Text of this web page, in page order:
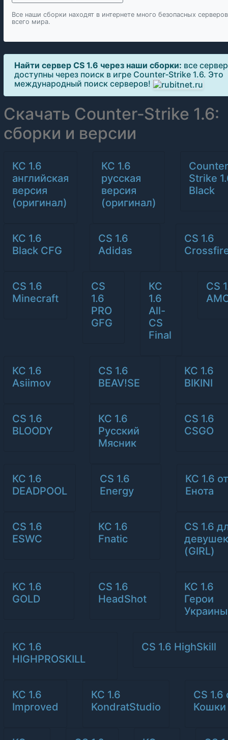
Все наши сборки находят в интернете много безопасных
всего мира.
Найти сервер CS 1.6 через наши сборки: все
доступны через поиск в игре Counter‑Strike 1.6. Это
международный поиск серверов!
Скачать Counter‑Strike 1.6:
сборки и версии
КС 1.6
английская
версия
(оригинал)
КС 1.6
русская
версия
(оригинал)
Strike
Black
КС 1.6
Black CFG
CS 1.6
Adidas
CS 1.6
CS 1.6
Minecraft
CS
1.6
PRO
GFG
КС
1.6
All-
CS
Final
CS
КС 1.6
Asiimov
CS 1.6
BEAV!SE
КС 1.6
BIKINI
CS 1.6
BLOODY
КС 1.6
Русский
Мясник
CS 1.6
CSGO
КС 1.6
DEADPOOL
CS 1.6
Energy
КС 1.6 от
Енота
CS 1.6
ESWC
КС 1.6
Fnatic
CS 1.6
девушек
(GIRL)
КС 1.6
GOLD
CS 1.6
HeadShot
КС 1.6
Герои
Украины
КС 1.6
HIGHPROSKILL
CS 1.6 HighSkill
КС 1.6
Improved
КС 1.6
KondratStudio
CS 1.6
Кошки